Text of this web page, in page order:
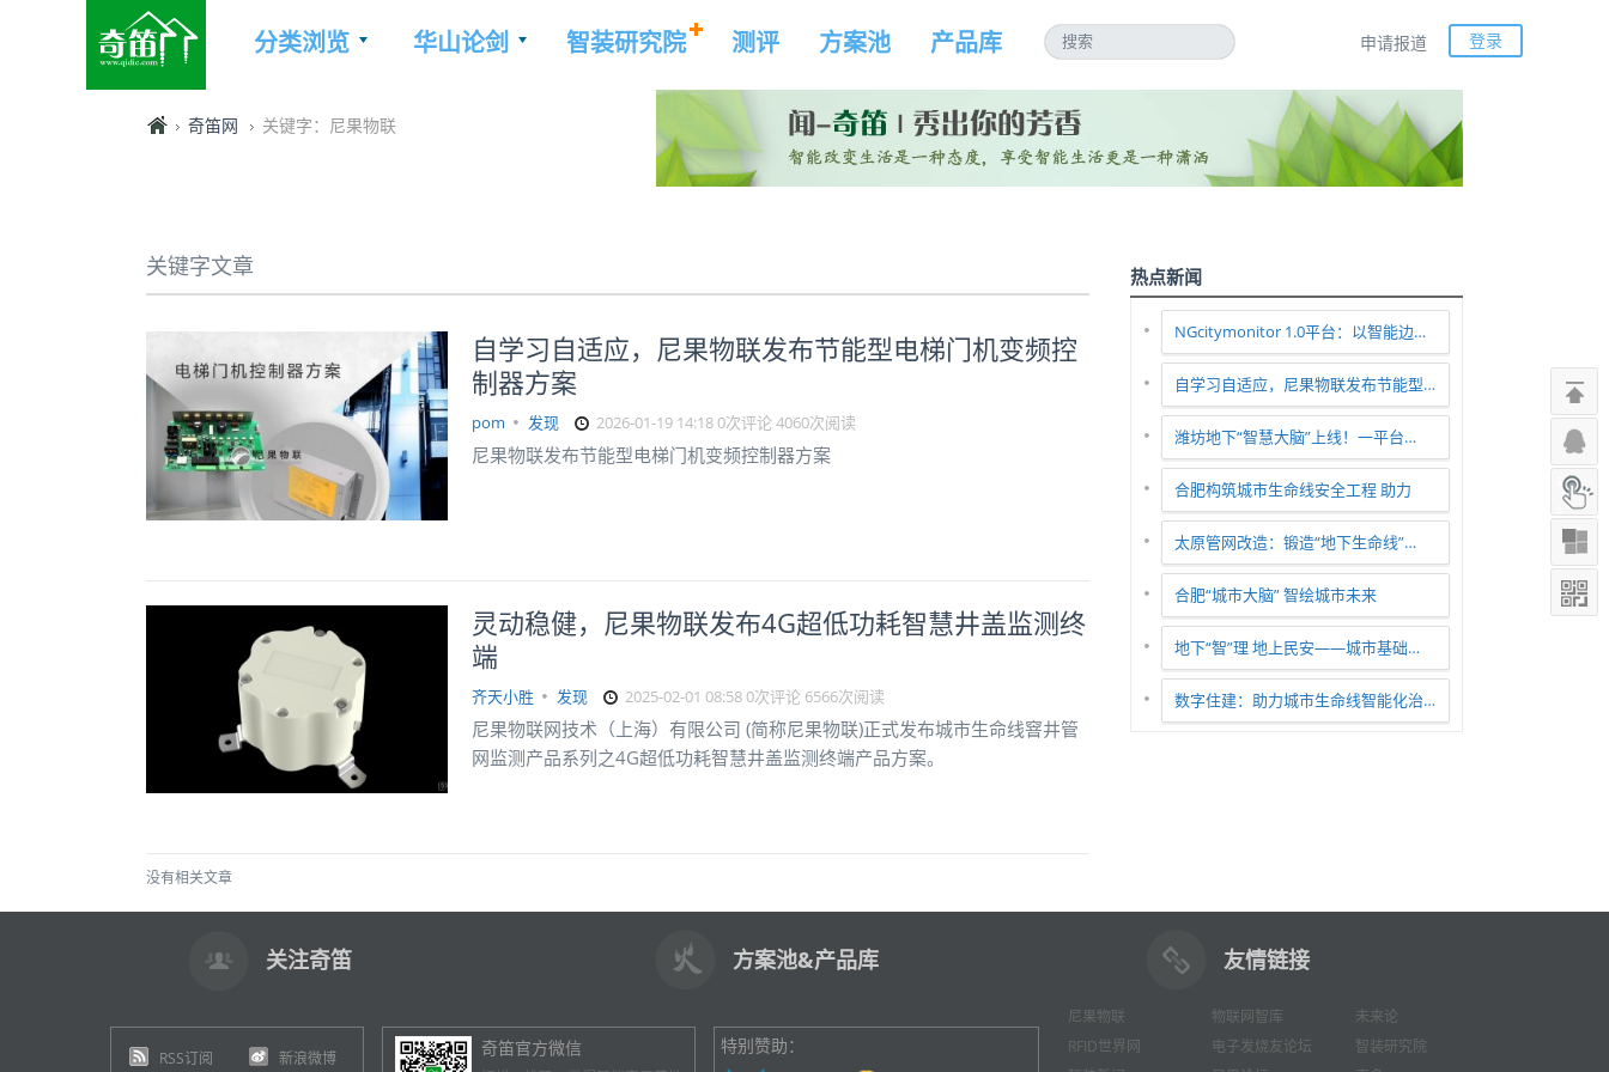
分类浏览 华山论剑 智装研究院 测评 方案池 产品库 申请报道 登录
奇笛网 关键字：尼果物联
关键字文章
自学习自适应，尼果物联发布节能型电梯门机变频控
制器方案
pom 发现 2026-01-19 14:180次评论4060次阅读
尼果物联发布节能型电梯门机变频控制器方案
灵动稳健，尼果物联发布4G超低功耗智慧井盖监测终
端
齐天小胜 发现 2025-02-01 08:580次评论 6566次阅读
尼果物联网技术（上海）有限公司 (简称尼果物联)正式发布城市生命线窨井管
网监测产品系列之4G超低功耗智慧井盖监测终端产品方案。
没有相关文章
热点新闻
NGcitymonitor 1.0平台：以智能边…
自学习自适应，尼果物联发布节能型…
潍坊地下“智慧大脑”上线！一平台…
合肥构筑城市生命线安全工程 助力
智…
太原管网改造：锻造“地下生命线”…
合肥“城市大脑” 智绘城市未来
地下“智”理 地上民安——城市基础…
数字住建：助力城市生命线智能化治…
关注奇笛 方案池&产品库
RSS订阅 新浪微博 奇笛官方微信 特别赞助：
友情链接
尼果物联 物联网智库
未来论
RFID世界网
电子发烧友论坛
智装研究院